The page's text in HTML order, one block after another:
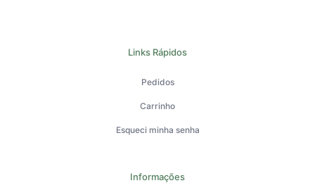
Links Rápidos
Pedidos
Carrinho
Esqueci minha senha
Informações